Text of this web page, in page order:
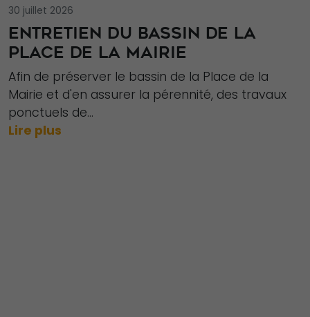
30 juillet 2026
ENTRETIEN DU BASSIN DE LA
PLACE DE LA MAIRIE
Afin de préserver le bassin de la Place de la
Mairie et d'en assurer la pérennité, des travaux
ponctuels de...
Lire plus
Ces cookies ne
sont pas
sont
nécessaires au